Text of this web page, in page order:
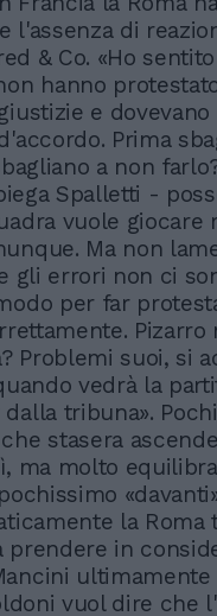
l'assenza di
& Co. «Ho
hanno
e dovevano
Prima
a non
Spalletti -
vuole giocare
Ma non
gli errori non ci
per far
Pizarro
Problemi suoi, si
vedrà la
dalla tribuna».
stasera
ma molto
la Roma
prendere in
ultimamente
vuol dire che